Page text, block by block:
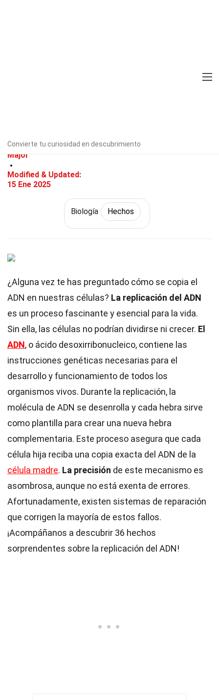
Convierte tu curiosidad en descubrimiento
Escrito Por:Elli
Major
Modified & Updated:
15 Ene 2025
editoriales
Biología Hechos
¿Alguna vez te has preguntado cómo se copia el
ADN en nuestras células? La replicación del ADN
es un proceso fascinante y esencial para la vida.
Sin ella, las células no podrían dividirse ni crecer. El
ADN, o ácido desoxirribonucleico, contiene las
instrucciones genéticas necesarias para el
desarrollo y funcionamiento de todos los
organismos vivos. Durante la replicación, la
molécula de ADN se desenrolla y cada hebra sirve
como plantilla para crear una nueva hebra
complementaria. Este proceso asegura que cada
célula hija reciba una copia exacta del ADN de la
célula madre. La precisión de este mecanismo es
asombrosa, aunque no está exenta de errores.
Afortunadamente, existen sistemas de reparación
que corrigen la mayoría de estos fallos.
¡Acompáñanos a descubrir 36 hechos
sorprendentes sobre la replicación del ADN!